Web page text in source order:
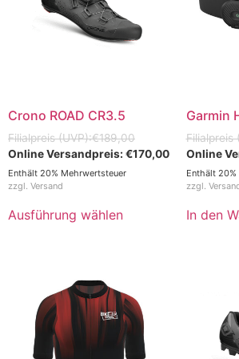
Crono ROAD CR3.5
€189,00
€170,00
Enthält 20% Mehrwertsteuer
zzgl. Versand
Ausführung wählen
Garmin
Enthält
zzgl.
In den